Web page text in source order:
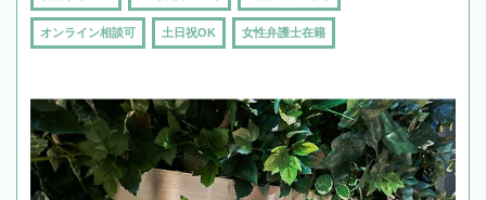
オンライン相談可 土日祝OK 女性弁護士在籍